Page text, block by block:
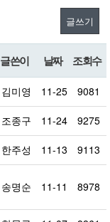
글쓰기
글쓴이 날짜 조회수
김미영 11-25 9081
조종구 11-24 9275
한주성 11-13 9113
송명순 11-11 8978